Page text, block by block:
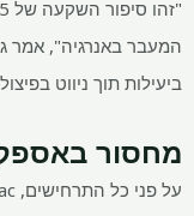
המעבר באנרגיה", אמר
ביעילות תוך ניווט
מחסור